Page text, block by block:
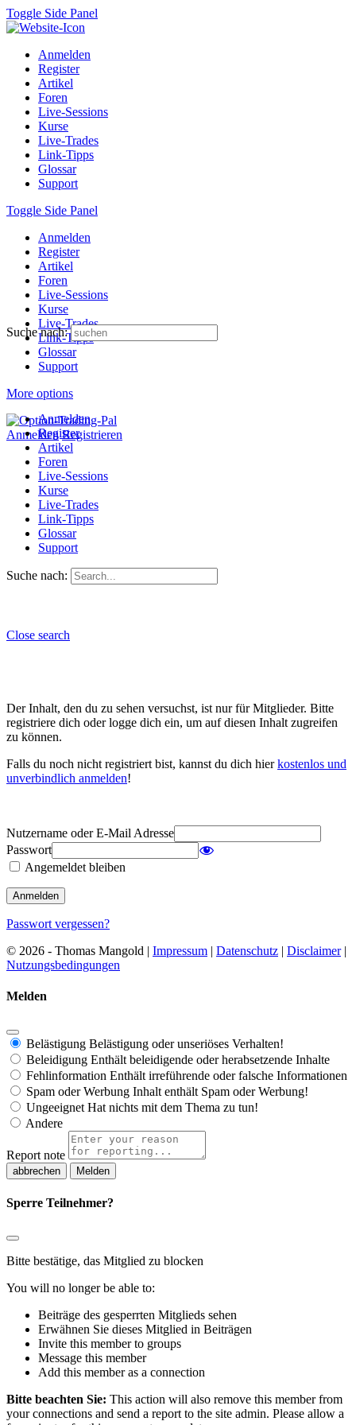
Toggle Side Panel
Anmelden
Register
Artikel
Foren
Live-Sessions
Kurse
Live-Trades
Link-Tipps
Glossar
Support
Toggle Side Panel
Anmelden
Register
Artikel
Foren
Live-Sessions
Kurse
Live-Trades
Link-Tipps
Glossar
Support
More options
Anmelden Registrieren
Suche nach:
Anmelden
Register
Artikel
Foren
Live-Sessions
Kurse
Live-Trades
Link-Tipps
Glossar
Support
Suche nach:
Close search
Der Inhalt, den du zu sehen versuchst, ist nur für Mitglieder. Bitte
registriere dich oder logge dich ein, um auf diesen Inhalt zugreifen
zu können.
Falls du noch nicht registriert bist, kannst du dich hierkostenlos und
unverbindlich anmelden!
Nutzername oder E-Mail Adresse
Passwort
Angemeldet bleiben
Passwort vergessen?
© 2026 - Thomas Mangold | Impressum | Datenschutz | Disclaimer|
Nutzungsbedingungen
Melden
Belästigung Belästigung oder unseriöses Verhalten!
Beleidigung Enthält beleidigende oder herabsetzende Inhalte
Fehlinformation Enthält irreführende oder falsche Informationen
Spam oder Werbung Inhalt enthält Spam oder Werbung!
Ungeeignet Hat nichts mit dem Thema zu tun!
Andere
Report note
Melden
Sperre Teilnehmer?
Bitte bestätige, das Mitglied zu blocken
You will no longer be able to:
Beiträge des gesperrten Mitglieds sehen
Erwähnen Sie dieses Mitglied in Beiträgen
Invite this member to groups
Message this member
Add this member as a connection
Bitte beachten Sie: This action will also remove this member from
your connections and send a report to the site admin. Please allow a